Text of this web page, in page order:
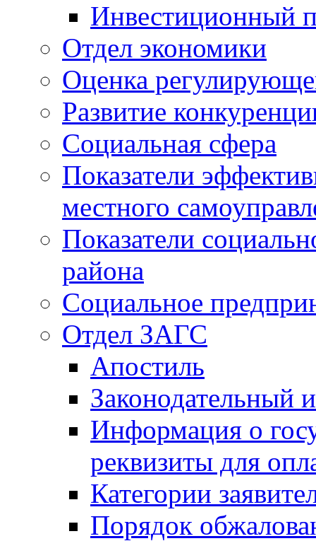
Инвестиционный
Отдел экономики
Оценка
Развитие
Социальная сфера
Показатели
местного
Показатели
района
Социальное
Отдел ЗАГС
Апостиль
Законодательный
Информация о
реквизиты для
Категории
Порядок